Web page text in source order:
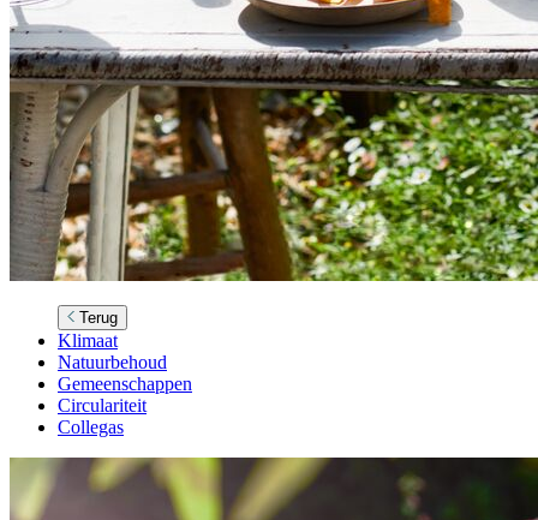
Terug
Klimaat
Natuurbehoud
Gemeenschappen
Circulariteit
Collegas